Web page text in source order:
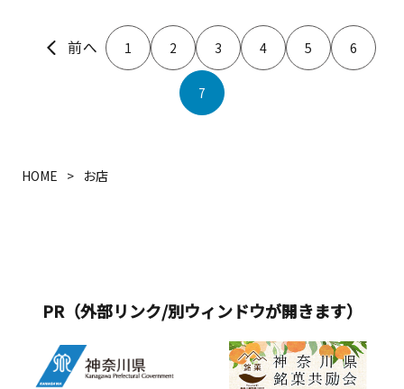
1 2 3 4 5 6
7
HOME お店
PR（外部リンク/別ウィンドウが開きます）